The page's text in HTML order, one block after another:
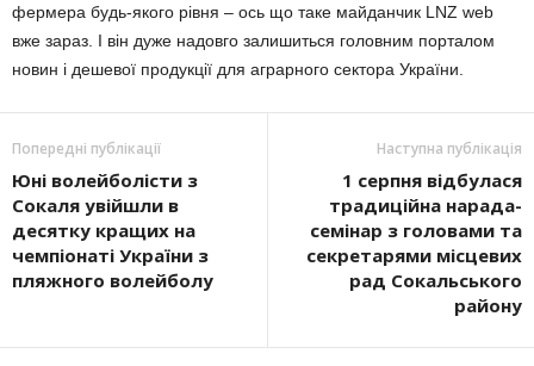
фермера будь-якого рівня – ось що таке майданчик LNZ web
вже зараз. І він дуже надовго залишиться головним порталом
новин і дешевої продукції для аграрного сектора України.
Попередні публікації
Юні волейболісти з
Сокаля увійшли в
десятку кращих на
чемпіонаті України з
пляжного волейболу
Наступна публікація
1 серпня відбулася
традиційна нарада-
семінар з головами та
секретарями місцевих
рад Сокальського
району